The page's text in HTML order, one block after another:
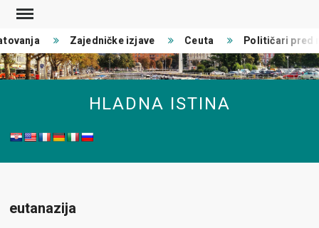
Skip
content
Zajedničke izjave Ceuta Političari pred
HLADNA ISTINA
eutanazija